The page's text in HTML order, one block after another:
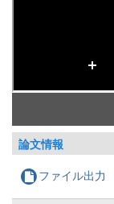
論文情報
ファイル出力